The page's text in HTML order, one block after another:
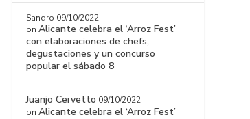
Sandro 09/10/2022
onAlicante celebra el ‘Arroz Fest’
con elaboraciones de chefs,
degustaciones y un concurso
popular el sábado 8
Juanjo Cervetto 09/10/2022
onAlicante celebra el ‘Arroz Fest’